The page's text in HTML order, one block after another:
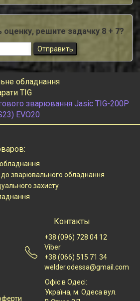
решите задачку 8 + 7?
обладнання
TIG
зварювання Jasic TIG-200P
EVO20
до зварювального обладнання
захисту
Контакты
+38 (096) 728 04 12
Viber
+38 (066) 515 71 34
welder.odessa@gmail.com
Офіс в Одесі:
Українa, м. Одеса вул.